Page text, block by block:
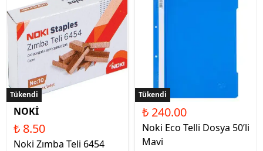
Tükendi
NOKİ
₺ 8.50
Noki Zımba Teli 6454
Tükendi
₺ 240.00
Noki Eco Telli Dosya 50’li
Mavi